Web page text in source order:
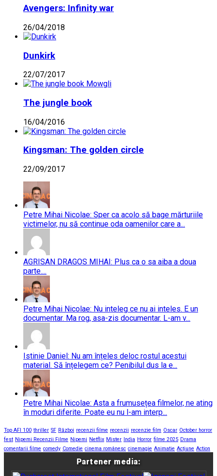
Avengers: Infinity war
26/04/2018
Dunkirk
22/07/2017
The jungle book
16/04/2016
Kingsman: The golden circle
22/09/2017
Petre Mihai Nicolae: Sper ca acolo să bage mărturiile
victimelor, nu să continue oda oamenilor care a...
AGRISAN DRAGOS MIHAI: Plus ca o sa aiba a doua
parte....
Petre Mihai Nicolae: Nu inteleg ce nu ai inteles. E un
documentar. Ma rog, asa-zis documentar. L-am v...
Istinie Daniel: Nu am înțeles deloc rostul acestui
material. Să înțelegem ce? Penibilul dus la e...
Petre Mihai Nicolae: Asta a frumusețea filmelor, ne ating
în moduri diferite. Poate eu nu l-am interp...
Top AFI 100 thriller SF Război recenzii filme recenzii recenzie film Oscar October horror
fest Nipemi Recenzii Filme Nipemi Netflix Mister India Horror filme 2025 Drama
comentarii filme comedy Comedie cinema românesc cinemagie Animatie Acțiune Action
Partener media: